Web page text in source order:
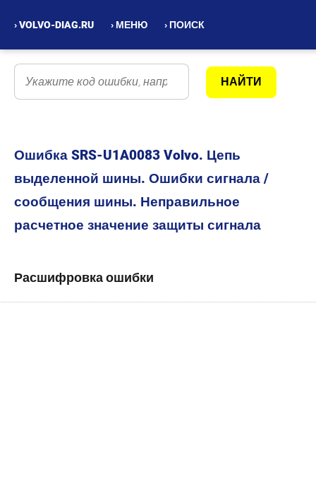
› VOLVO-DIAG.RU › МЕНЮ › ПОИСК
Ошибка SRS-U1A0083 Volvo. Цепь
выделенной шины. Ошибки сигнала /
сообщения шины. Неправильное
расчетное значение защиты сигнала
Расшифровка ошибки